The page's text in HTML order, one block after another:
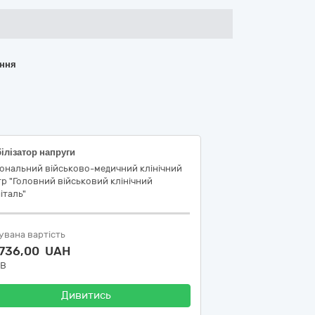
напруги
військово-медичний клінічний
"Головний військовий клінічний
вартість
UAH
Дивитись